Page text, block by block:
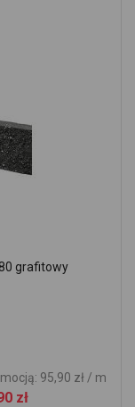
grafitowy
95,90 zł / m
zł